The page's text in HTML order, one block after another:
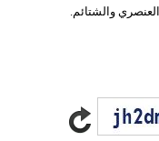
والشتائم.